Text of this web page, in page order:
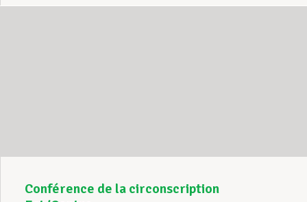
Conférence de la circonscription